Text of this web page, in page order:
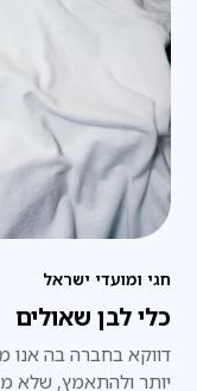
חגי ומועדי ישראל
כלי לבן שאולים
דווקא בחברה בה אנו
יותר ולהתאמץ, שלא